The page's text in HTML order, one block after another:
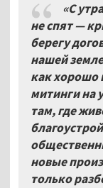
«С
не спят —
берегу
нашей
как хорошо
митинги на
там, где
новые
только